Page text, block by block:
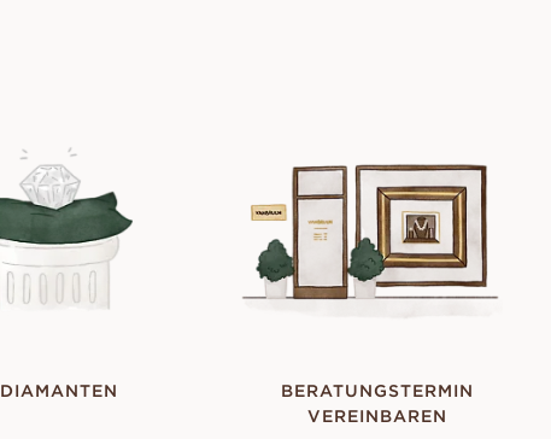
DIAMANTEN
BERATUNGSTERMIN
VEREINBAREN